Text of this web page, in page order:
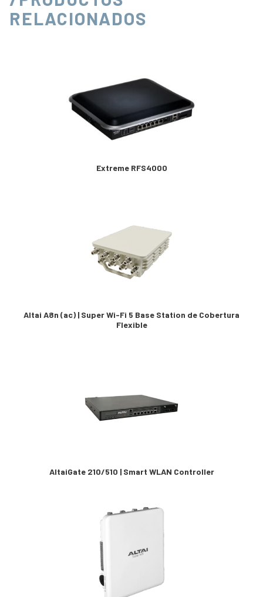
RELACIONADOS
Extreme RFS4000
Altai A8n (ac) | Super Wi-Fi 5 Base Station de Cobertura
Flexible
AltaiGate 210/510 | Smart WLAN Controller